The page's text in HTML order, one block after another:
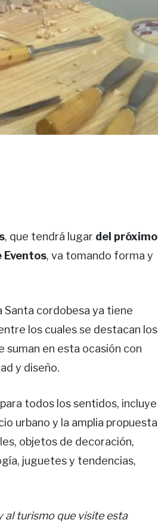
, que tendrá lugar del próximo
Eventos, va tomando forma y
cordobesa ya tiene
los cuales se destacan los
suman en esta ocasión con
y diseño.
todos los sentidos, incluye
urbano y la amplia propuesta
objetos de decoración,
juguetes y tendencias,
al turismo que visite esta